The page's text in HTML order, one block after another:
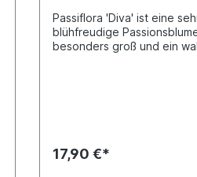
Passiflora 'Diva' ist eine
blühfreudige
besonders groß und ein
17,90 €*